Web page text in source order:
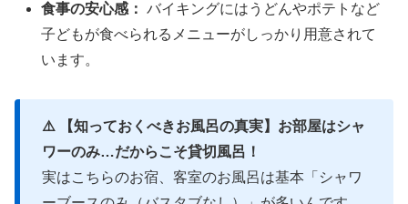
食事の安心感： バイキングにはうどんやポテトなど
子どもが食べられるメニューがしっかり用意されて
います。
⚠️ 【知っておくべきお風呂の真実】お部屋はシャ
ワーのみ…だからこそ貸切風呂！
実はこちらのお宿、客室のお風呂は基本「シャワ